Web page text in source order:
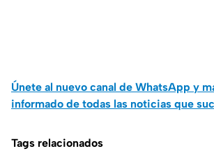
Únete al nuevo canal de WhatsApp y
informado de todas las noticias que
Tags relacionados